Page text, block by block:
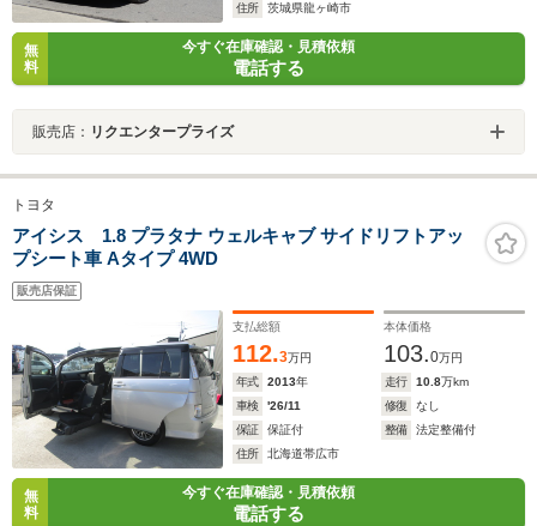
住所
茨城県龍ヶ崎市
無
料
今すぐ在庫確認・見積依頼
電話する
販売店： リクエンタープライズ
トヨタ
アイシス 1.8 プラタナ ウェルキャブ サイドリフトアッ
プシート車 Aタイプ 4WD
販売店保証
支払総額
112.3万円
本体価格
103.0万円
年式
2013年 走行 10.8万km
車検
'26/11 修復
なし
保証
保証付 整備
法定整備付
住所
北海道帯広市
無
料
今すぐ在庫確認・見積依頼
電話する